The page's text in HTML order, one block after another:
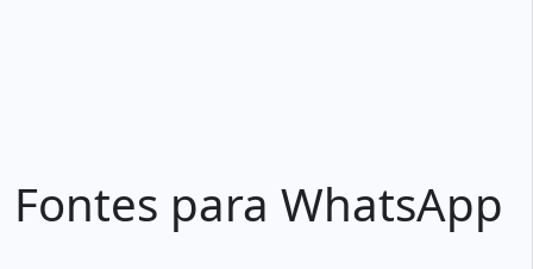
Fontes para WhatsApp